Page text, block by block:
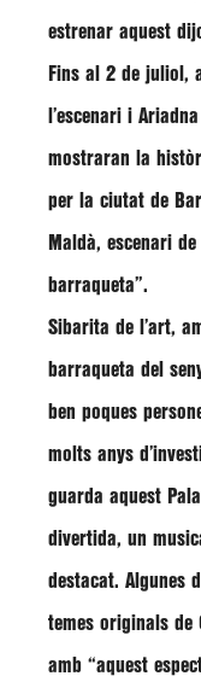
estrenar aquest
Fins al 2 de juliol,
l’escenari i
mostraran la
per la ciutat de
Maldà, escenari
barraqueta”.
Sibarita de l’art,
barraqueta del
ben poques
molts anys
guarda aquest
divertida, un
destacat. Algunes
temes originals de
amb “aquest